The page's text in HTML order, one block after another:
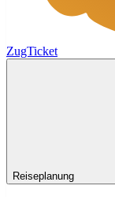
ZugTicket
Reiseplanung